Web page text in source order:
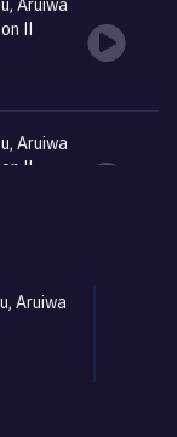
Aruiwa
II
Aruiwa
II
II
Aruiwa